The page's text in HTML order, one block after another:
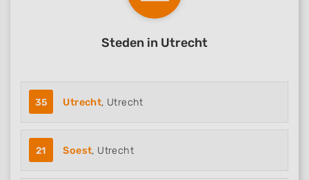
Steden in Utrecht
35 Utrecht, Utrecht
21 Soest, Utrecht